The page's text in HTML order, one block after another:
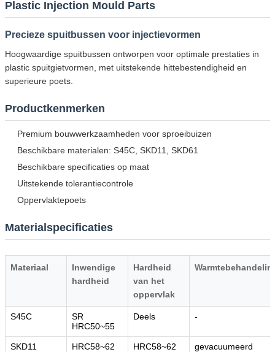
Plastic Injection Mould Parts
Precieze spuitbussen voor injectievormen
Hoogwaardige spuitbussen ontworpen voor optimale prestaties in
plastic spuitgietvormen, met uitstekende hittebestendigheid en
superieure poets.
Productkenmerken
Premium bouwwerkzaamheden voor sproeibuizen
Beschikbare materialen: S45C, SKD11, SKD61
Beschikbare specificaties op maat
Uitstekende tolerantiecontrole
Oppervlaktepoets
Materialspecificaties
Materiaal
Inwendige
hardheid
Hardheid
van het
oppervlak
S45C
SR
HRC50~55
Deels -
SKD11 HRC58~62 HRC58~62 gevacuumeerd